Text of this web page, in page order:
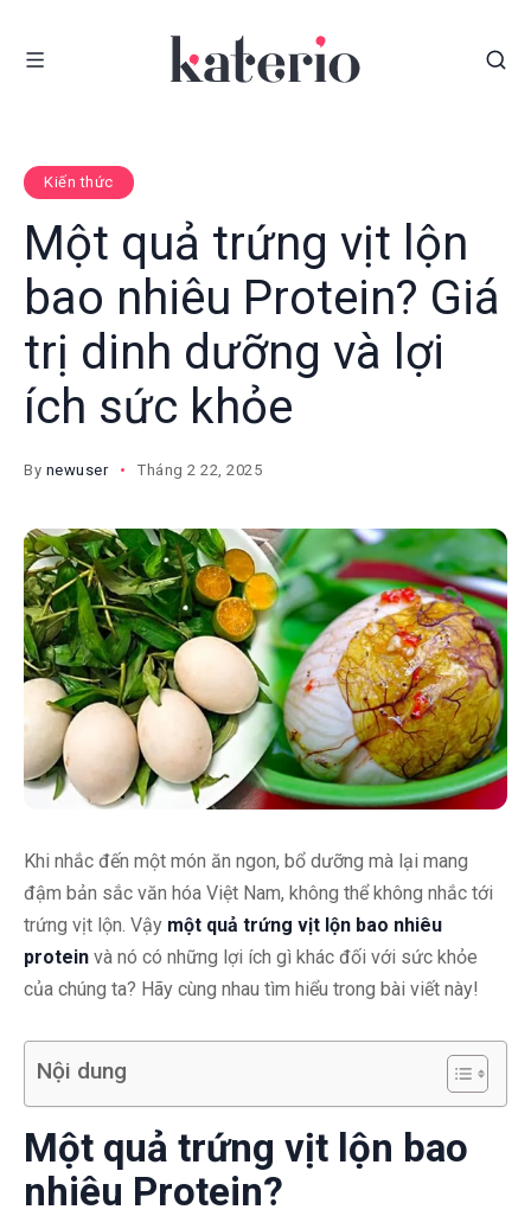
Kiến thức
Một quả trứng vịt lộn
bao nhiêu Protein? Giá
trị dinh dưỡng và lợi
ích sức khỏe
By newuser Tháng 2 22, 2025
Khi nhắc đến một món ăn ngon, bổ dưỡng mà lại mang
đậm bản sắc văn hóa Việt Nam, không thể không nhắc tới
trứng vịt lộn. Vậy một quả trứng vịt lộn bao nhiêu
protein và nó có những lợi ích gì khác đối với sức khỏe
của chúng ta? Hãy cùng nhau tìm hiểu trong bài viết này!
Nội dung
Một quả trứng vịt lộn bao
nhiêu Protein?